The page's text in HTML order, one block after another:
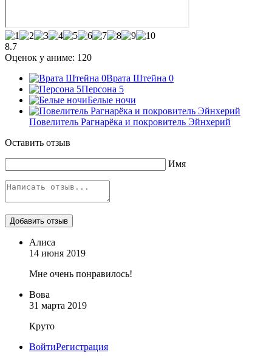
8.7
Оценок у аниме: 120
Врата Штейна 0
Персона 5
Белые ночи
Повелитель Рагнарёка и покровитель Эйнхерий
Оставить отзыв
Имя
Алиса
14 июня 2019
Мне очень понравилось!
Вова
31 марта 2019
Круто
ВойтиРегистрация